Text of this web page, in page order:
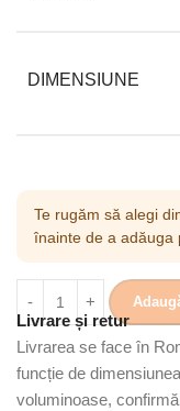
DIMENSIUNE
Te rugăm să alegi
înainte de a adăuga
Livrare și retur
Livrarea se face în
funcție de
voluminoase,